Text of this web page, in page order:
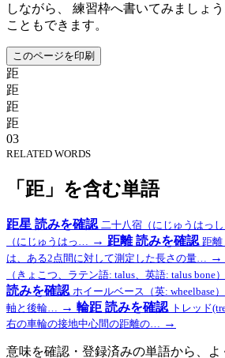
しながら、 練習枠へ書いてみましょ
こともできます。
このページを印刷
距
距
距
距
03
RELATED WORDS
「距」を含む単語
距星 読みを確認 二十八宿（にじゅうはっ
（にじゅうはっ… → 距離 読みを確認 距離
は、ある2点間に対して測定した長さの量… →
（きょこつ、ラテン語: talus、英語: talus bone
読みを確認 ホイールベース（英: wheelbase
軸と後輪… → 輪距 読みを確認 トレッド
右の車輪の接地中心間の距離の… →
意味を確認・登録済みの単語から、